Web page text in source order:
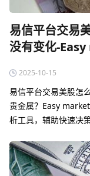
易信平台交易
没有变化-
2025-10-15
易信平台交易美股怎
贵金属？‌Easy
析工具，辅助快速决